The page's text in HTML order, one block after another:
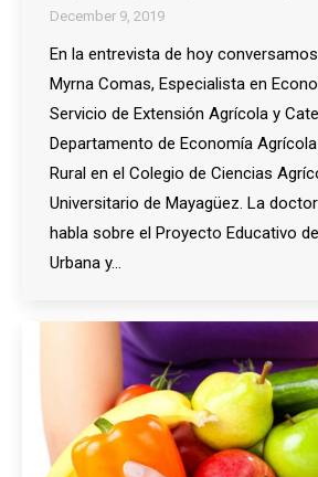
December 9, 2019
En la entrevista de hoy
Myrna Comas, Especialista en
Servicio de Extensión Agrícola y
Departamento de Economía
Rural en el Colegio de Ciencias
Universitario de Mayagüez. La
habla sobre el Proyecto Educativo
Urbana y…